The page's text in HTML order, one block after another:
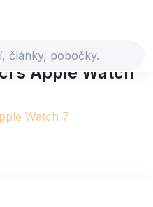
s Apple Watch
Watch 7